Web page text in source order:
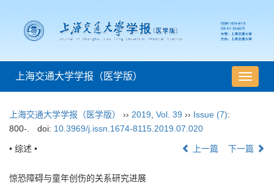
导
航
上海交通大学学报（医学版）
上海交通大学学报（医学版） ›› 2019 Vol. 39 ›› Issue (7):
800-.
doi: 10.3969/j.issn.1674-8115.2019.07.020
• 综述 • 上一篇 下一篇
惊恐障碍与童年创伤的关系研究进展